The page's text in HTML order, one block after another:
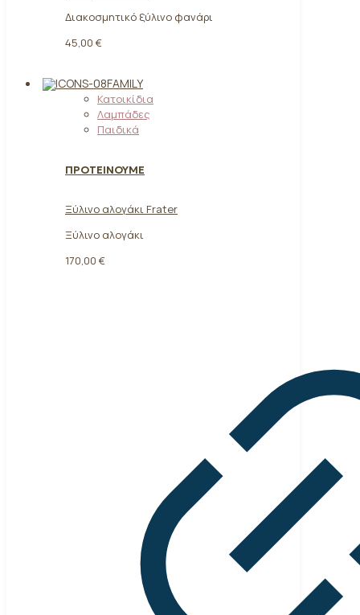
Διακοσμητικό ξύλινο φανάρι
45,00 €
FAMILY
Κατοικίδια
Λαμπάδες
Παιδικά
ΠΡΟΤΕΙΝΟΥΜΕ
Ξύλινο αλογάκι Frater
Ξύλινο αλογάκι
170,00 €